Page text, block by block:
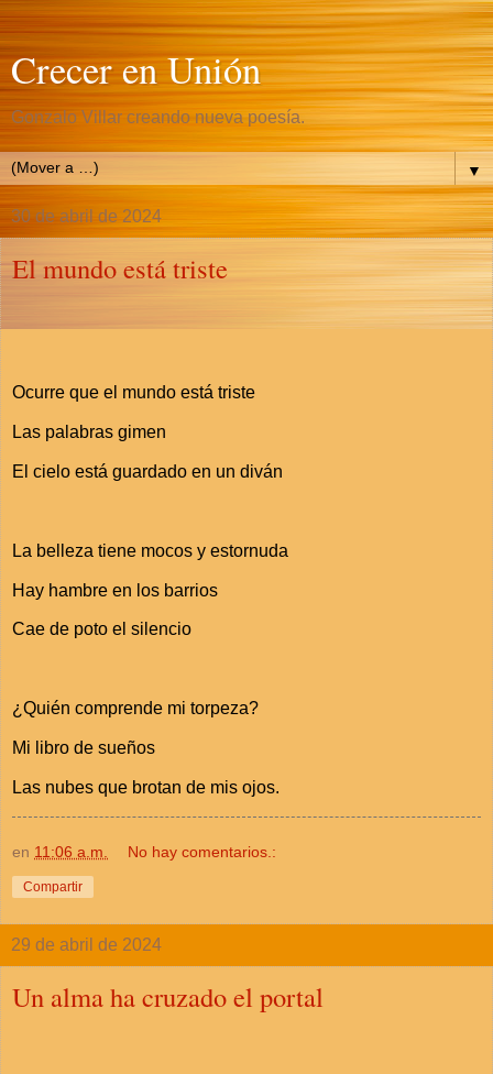
Crecer en Unión
Gonzalo Villar creando nueva poesía.
▼
30 de abril de 2024
El mundo está triste
Ocurre que el mundo está triste
Las palabras gimen
El cielo está guardado en un diván
La belleza tiene mocos y estornuda
Hay hambre en los barrios
Cae de poto el silencio
¿Quién comprende mi torpeza?
Mi libro de sueños
Las nubes que brotan de mis ojos.
en 11:06 a.m. No hay comentarios.:
Compartir
29 de abril de 2024
Un alma ha cruzado el portal